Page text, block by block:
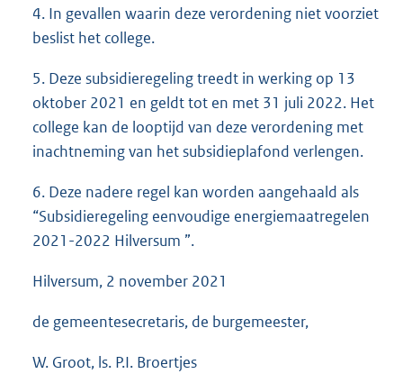
4. In gevallen waarin deze verordening niet voorziet
beslist het college.
5. Deze subsidieregeling treedt in werking op 13
oktober 2021 en geldt tot en met 31 juli 2022. Het
college kan de looptijd van deze verordening met
inachtneming van het subsidieplafond verlengen.
6. Deze nadere regel kan worden aangehaald als
“Subsidieregeling eenvoudige energiemaatregelen
2021-2022 Hilversum ”.
Hilversum, 2 november 2021
de gemeentesecretaris, de burgemeester,
W. Groot, ls. P.I. Broertjes